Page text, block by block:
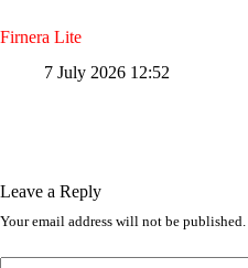
Firnera Lite
7 July 2026 12:52
Leave a Reply
Your email address will not be published.